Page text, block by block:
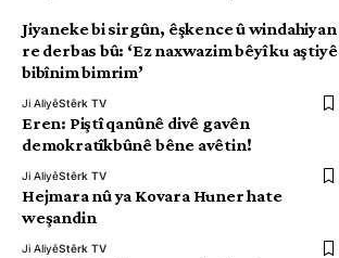
Jiyaneke bi sirgûn, êşkence û windahiyan
re derbas bû: ‘Ez naxwazim bêyî ku aştiyê
bibînim bimrim’
Ji AliyêStêrk TV
Eren: Piştî qanûnê divê gavên
demokratîkbûnê bêne avêtin!
Ji AliyêStêrk TV
Hejmara nû ya Kovara Huner hate
weşandin
Ji AliyêStêrk TV